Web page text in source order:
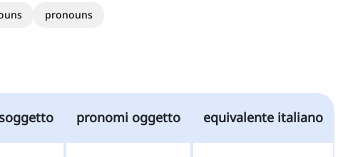
pronouns
pronomi oggetto equivalente italiano